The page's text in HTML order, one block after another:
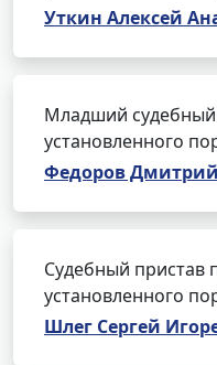
Уткин Алексей
Младший
установленного
Федоров
Судебный пристав
установленного
Шлег Сергей